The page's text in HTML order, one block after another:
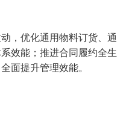
，优化通用物料订货、
效能；推进合同履约
面提升管理效能。